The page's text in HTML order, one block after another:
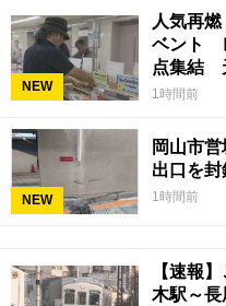
NEW
人気再
ベント
点集結
1時間前
NEW
岡山市
出口を
1時間前
【速報
木駅～